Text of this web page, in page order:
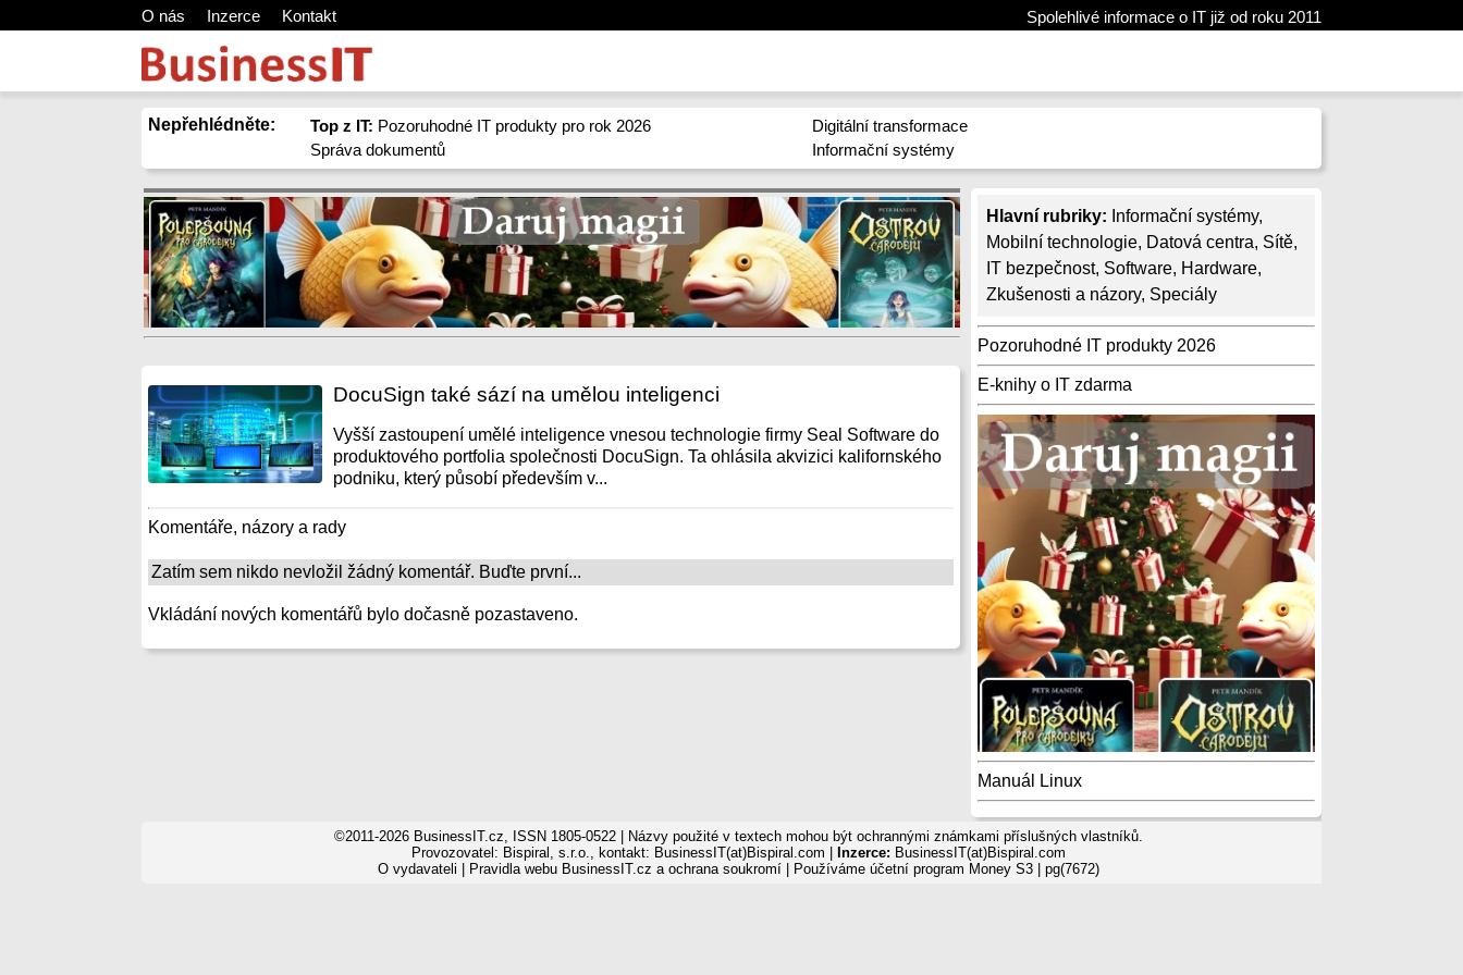
O nás Inzerce Kontakt Spolehlivé informace o IT již od roku 2011
Nepřehlédněte: Top z IT: Pozoruhodné IT produkty pro rok 2026
Správa dokumentů
Digitální transformace
Informační systémy
Hlavní rubriky: Informační systémy,
Mobilní technologie, Datová centra, Sítě,
IT bezpečnost, Software, Hardware,
Zkušenosti a názory, Speciály
Pozoruhodné IT produkty 2026
E-knihy o IT zdarma
Manuál Linux
DocuSign také sází na umělou inteligenci
Vyšší zastoupení umělé inteligence vnesou technologie firmy Seal Software do
produktového portfolia společnosti DocuSign. Ta ohlásila akvizici kalifornského
podniku, který působí především v...
Komentáře, názory a rady
Zatím sem nikdo nevložil žádný komentář. Buďte první...
Vkládání nových komentářů bylo dočasně pozastaveno.
©2011-2026 BusinessIT.cz, ISSN 1805-0522 | Názvy použité v textech mohou být ochrannými známkami příslušných vlastníků.
Provozovatel: Bispiral, s.r.o., kontakt: BusinessIT(at)Bispiral.com |
Inzerce: BusinessIT(at)Bispiral.com
O vydavateli
Pravidla webu BusinessIT.cz a ochrana soukromí| Používáme účetní program Money S3| pg(7672)